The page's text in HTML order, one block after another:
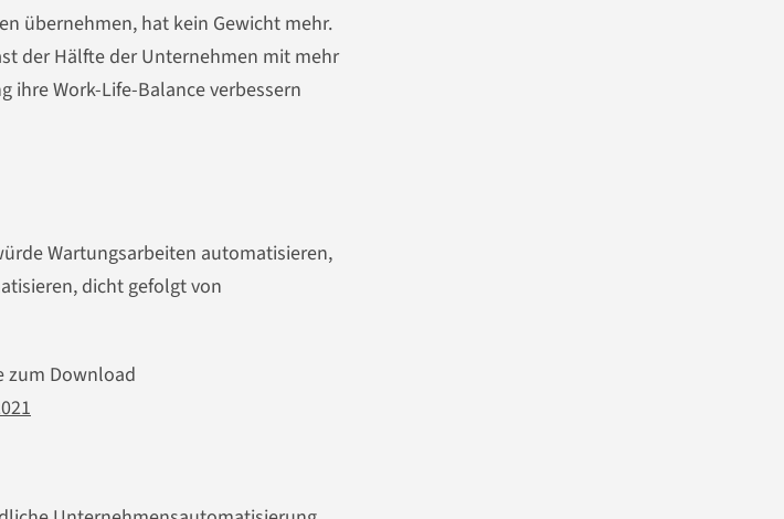
übernehmen, hat kein Gewicht mehr.
der Hälfte der Unternehmen mit mehr
ihre Work-Life-Balance verbessern
Wartungsarbeiten automatisieren,
dicht gefolgt von
zum Download